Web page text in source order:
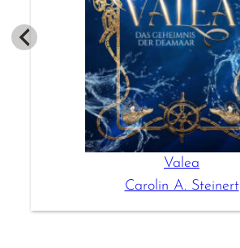
Valea
Carolin A. Steinert